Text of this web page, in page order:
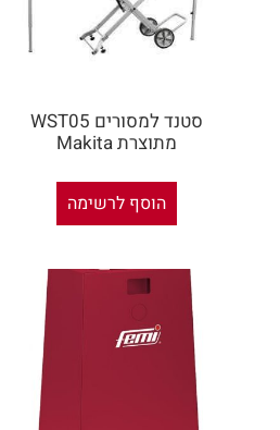
סטנד למסורים WST05
מתוצרת Makita
הוסף לרשימה